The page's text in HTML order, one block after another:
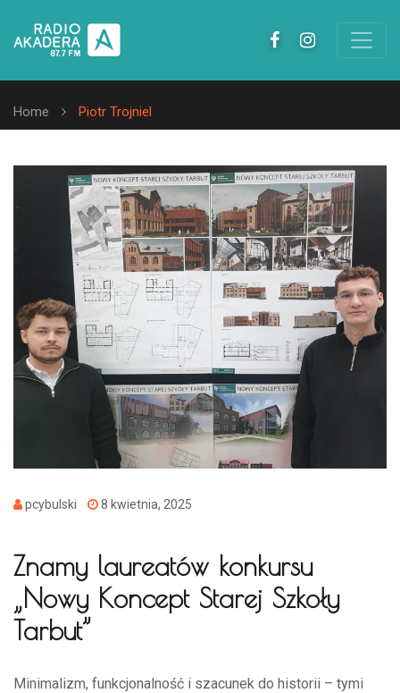
Home Piotr Trojniel
pcybulski 8 kwietnia, 2025
Znamy laureatów konkursu
„Nowy Koncept Starej Szkoły
Tarbut”
Minimalizm, funkcjonalność i szacunek do historii – tymi